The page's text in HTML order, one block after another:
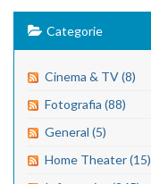
Categorie
Cinema & TV (8)
Fotografia (88)
General (5)
Home Theater (15)